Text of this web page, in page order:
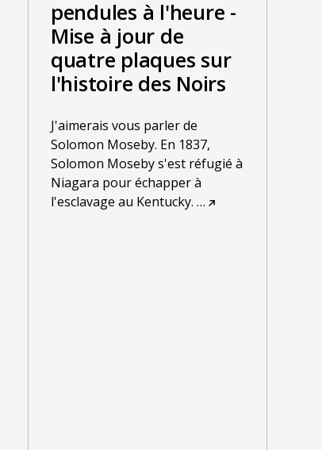
pendules à l'heure -
Mise à jour de
quatre plaques sur
l'histoire des Noirs
J'aimerais vous parler de
Solomon Moseby. En 1837,
Solomon Moseby s'est réfugié à
Niagara pour échapper à
l'esclavage au Kentucky. …